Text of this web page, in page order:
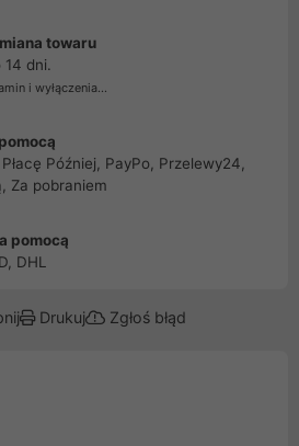
towaru
dni.
i wyłączenia...
Później, PayPo, Przelewy24,
Za pobraniem
pomocą
DHL
Drukuj Zgłoś błąd